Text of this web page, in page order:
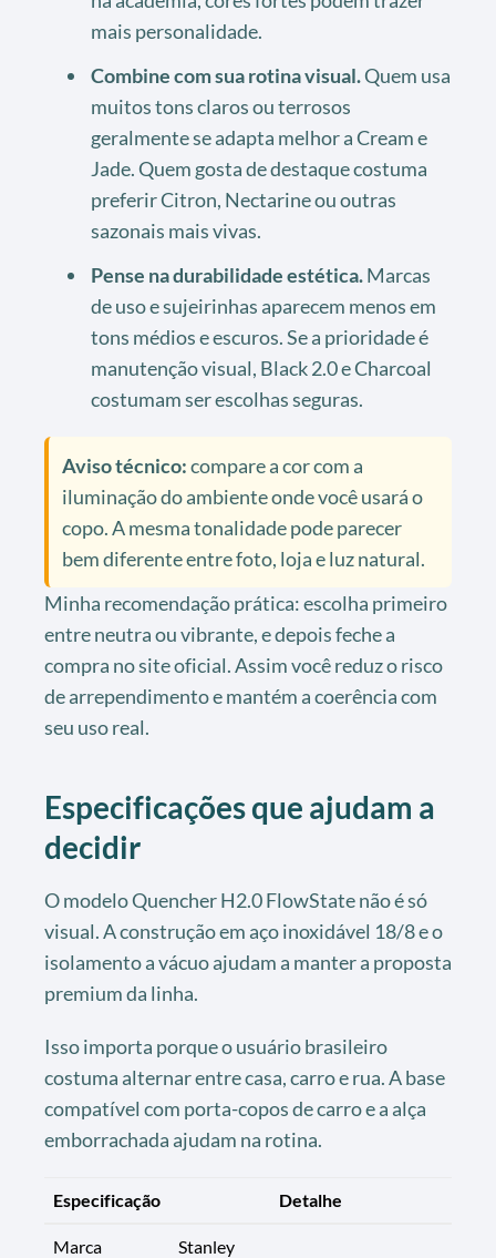
mais personalidade.
Combine com sua rotina visual.Quem usa
muitos tons claros ou terrosos
geralmente se adapta melhor a Cream e
Jade. Quem gosta de destaque costuma
preferir Citron, Nectarine ou outras
sazonais mais vivas.
Pense na durabilidade estética.Marcas
de uso e sujeirinhas aparecem menos em
tons médios e escuros. Se a prioridade é
manutenção visual, Black 2.0 e Charcoal
costumam ser escolhas seguras.
Aviso técnico:compare a cor com a
iluminação do ambiente onde você usará o
copo. A mesma tonalidade pode parecer
bem diferente entre foto, loja e luz natural.
Minha recomendação prática: escolha primeiro
entre neutra ou vibrante, e depois feche a
compra no site oficial. Assim você reduz o risco
de arrependimento e mantém a coerência com
seu uso real.
Especificações que ajudam a
decidir
O modelo Quencher H2.0 FlowState não é só
visual. A construção em aço inoxidável 18/8 e o
isolamento a vácuo ajudam a manter a proposta
premium da linha.
Isso importa porque o usuário brasileiro
costuma alternar entre casa, carro e rua. A base
compatível com porta-copos de carro e a alça
emborrachada ajudam na rotina.
Especificação Detalhe
Marca Stanley